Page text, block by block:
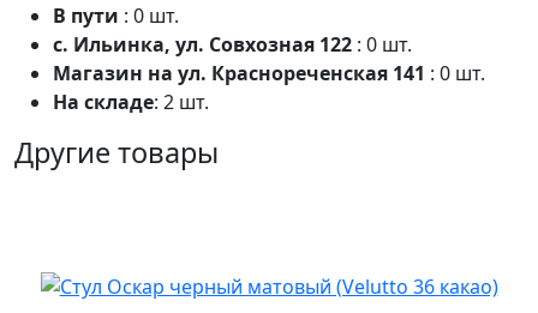
В пути : 0 шт.
с. Ильинка, ул. Совхозная 122 : 0 шт.
Магазин на ул. Краснореченская 141 : 0 шт.
На складе: 2 шт.
Другие товары